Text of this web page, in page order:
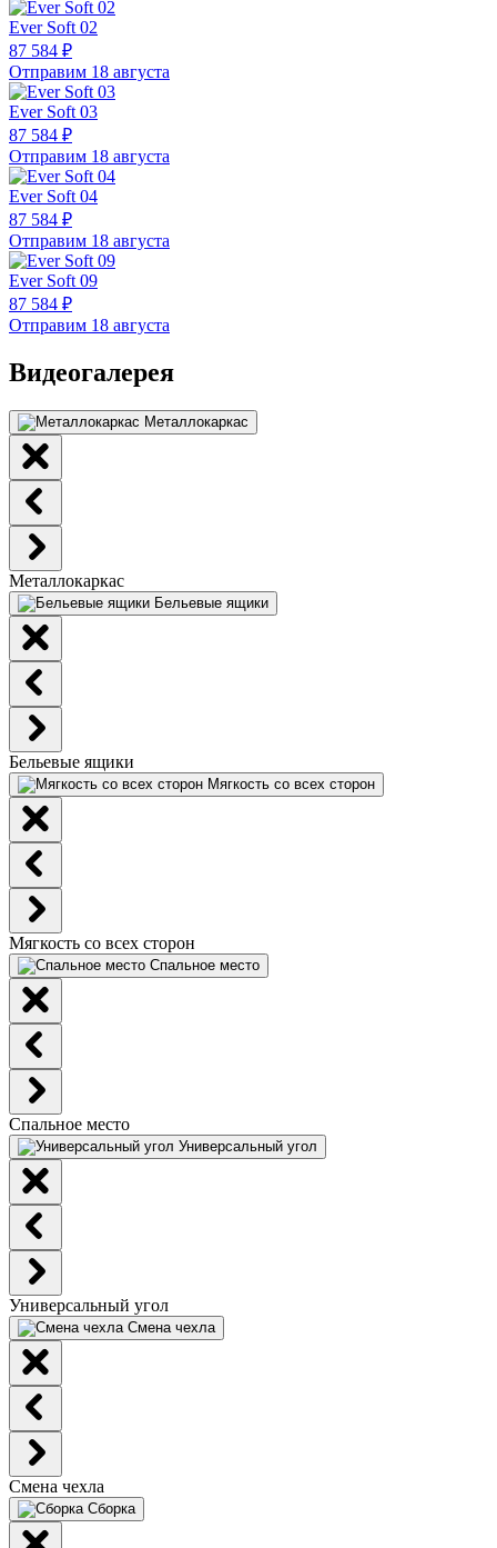
Ever Soft 02
87 584 ₽
Отправим 18 августа
Ever Soft 03
87 584 ₽
Отправим 18 августа
Ever Soft 04
87 584 ₽
Отправим 18 августа
Ever Soft 09
87 584 ₽
Отправим 18 августа
Видеогалерея
Металлокаркас
Металлокаркас
Бельевые ящики
Бельевые ящики
Мягкость со всех сторон
Мягкость со всех сторон
Спальное место
Спальное место
Универсальный угол
Универсальный угол
Смена чехла
Смена чехла
Сборка